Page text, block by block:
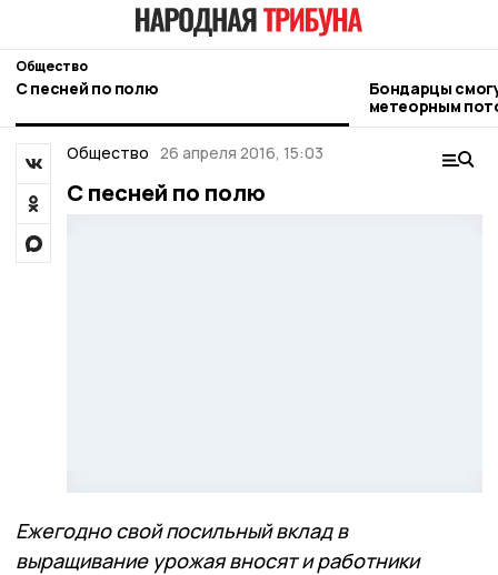
Общество
С песней по полю
Бондарцы
метеорным
Общество 26 апреля 2016, 15:03
С песней по полю
Ежегодно свой посильный вклад в
выращивание урожая вносят и работники